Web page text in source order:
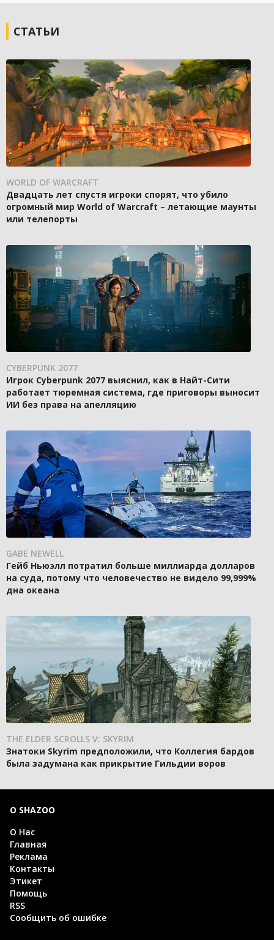
СТАТЬИ
WORLD OF WARCRAFT
Двадцать лет спустя игроки спорят, что убило
огромный мир World of Warcraft – летающие маунты
или телепорты
CYBERPUNK 2077
Игрок Cyberpunk 2077 выяснил, как в Найт-Сити
работает тюремная система, где приговоры выносит
ИИ без права на апелляцию
GABE NEWELL
Гейб Ньюэлл потратил больше миллиарда долларов
на суда, потому что человечество не видело 99,999%
дна океана
THE ELDER SCROLLS V: SKYRIM
Знатоки Skyrim предположили, что Коллегия бардов
была задумана как прикрытие Гильдии воров
О SHAZOO
О Нас
Главная
Реклама
Контакты
Этикет
Помощь
RSS
Сообщить об ошибке